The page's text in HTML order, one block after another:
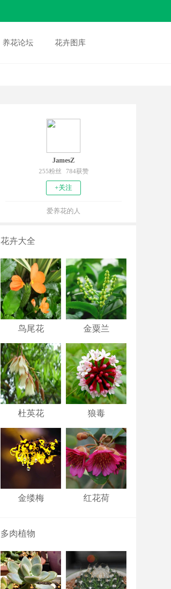
养花论坛 花卉图库
JamesZ
255粉丝 784获赞
+关注
爱养花的人
花卉大全
鸟尾花 金粟兰
杜英花 狼毒
金缕梅 红花荷
多肉植物